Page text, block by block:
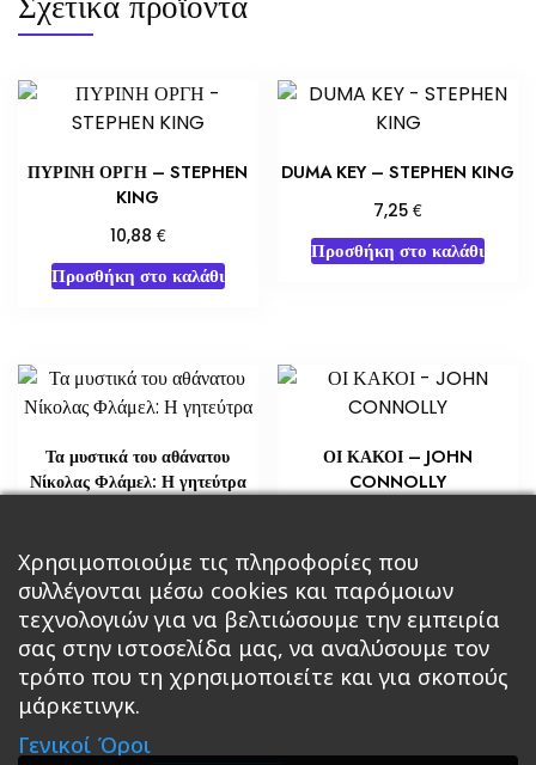
ΠΥΡΙΝΗ ΟΡΓΗ – STEPHEN
KING
10,88 €
Προσθήκη στο καλάθι
DUMA KEY – STEPHEN KING
7,25€
Προσθήκη στο καλάθι
Τα μυστικά του αθάνατου
Νίκολας Φλάμελ: Η γητεύτρα
Διαβάστε περισσότερα
ΟΙ ΚΑΚΟΙ – JOHN
CONNOLLY
Προσθήκη στο καλάθι
Κεντρική Βιβλία
Roleplaying Games Ψυχαγωγία Εκδόσεις Βάρδος
Χρησιμοποιούμε τις πληροφορίες που
συλλέγονται μέσω cookies και παρόμοιων
τεχνολογιών για να βελτιώσουμε την εμπειρία
σας στην ιστοσελίδα μας, να αναλύσουμε τον
τρόπο που τη χρησιμοποιείτε και για σκοπούς
μάρκετινγκ.
Γενικοί Όροι